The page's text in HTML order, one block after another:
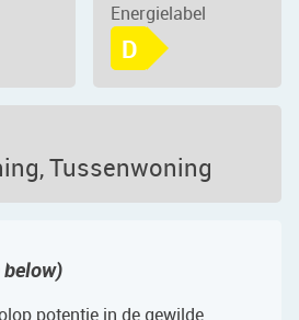
Energielabel
D
Tussenwoning
potentie in de gewilde